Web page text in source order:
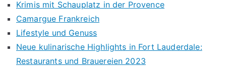
Krimis mit Schauplatz in der Provence
Camargue Frankreich
Lifestyle und Genuss
Neue kulinarische Highlights in Fort Lauderdale:
Restaurants und Brauereien 2023